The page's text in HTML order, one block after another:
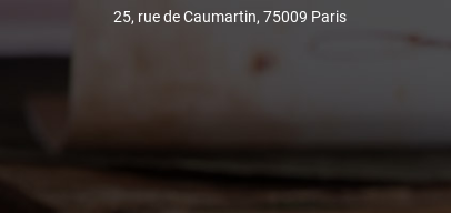
25, rue de Caumartin, 75009 Paris